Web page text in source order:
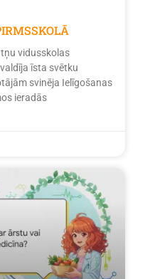
vidusskolas
īsta svētku
svinēja Ielīgošanas
ieradās